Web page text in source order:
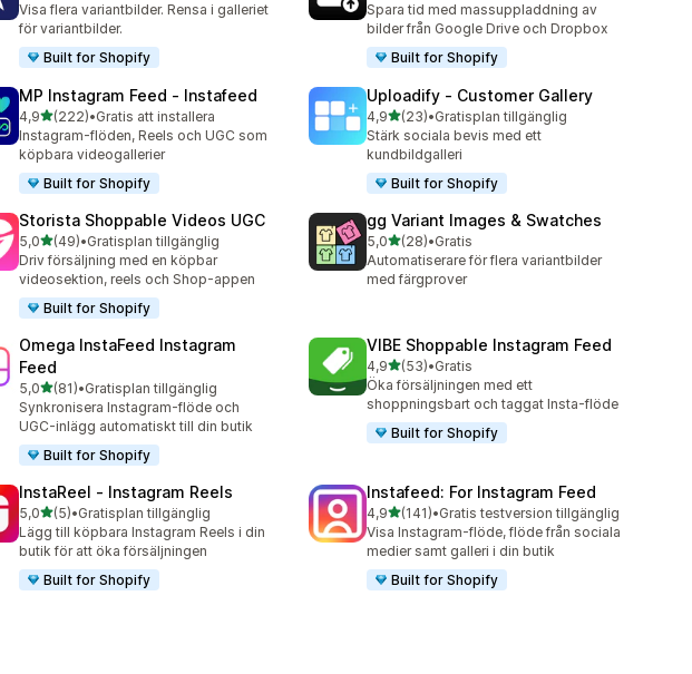
Visa flera variantbilder. Rensa i galleriet
för variantbilder.
Built for Shopify
Spara tid med massuppladdning av
bilder från Google Drive och Dropbox
Built for Shopify
MP Instagram Feed ‑ Instafeed
4,9av 5 stjärnor
(222)
222 recensioner totalt
•Gratis att installera
Instagram-flöden, Reels och UGC som
köpbara videogallerier
Built for Shopify
Uploadify ‑ Customer Gallery
4,9av 5 stjärnor
(23)
23 recensioner totalt
•Gratisplan tillgänglig
Stärk sociala bevis med ett
kundbildgalleri
Built for Shopify
Storista Shoppable Videos UGC
5,0av 5 stjärnor
(49)
49 recensioner totalt
•Gratisplan tillgänglig
Driv försäljning med en köpbar
videosektion, reels och Shop-appen
Built for Shopify
gg Variant Images & Swatches
5,0av 5 stjärnor
(28)
28 recensioner totalt
•Gratis
Automatiserare för flera variantbilder
med färgprover
Omega InstaFeed Instagram
Feed
5,0av 5 stjärnor
(81)
81 recensioner totalt
•Gratisplan tillgänglig
Synkronisera Instagram-flöde och
UGC-inlägg automatiskt till din butik
Built for Shopify
VIBE Shoppable Instagram Feed
4,9av 5 stjärnor
(53)
53 recensioner totalt
•Gratis
Öka försäljningen med ett
shoppningsbart och taggat Insta-flöde
Built for Shopify
InstaReel ‑ Instagram Reels
5,0av 5 stjärnor
(5)
5 recensioner totalt
•Gratisplan tillgänglig
Lägg till köpbara Instagram Reels i din
butik för att öka försäljningen
Built for Shopify
Instafeed: For Instagram Feed
4,9av 5 stjärnor
(141)
141 recensioner totalt
•Gratis testversion tillgänglig
Visa Instagram-flöde, flöde från sociala
medier samt galleri i din butik
Built for Shopify